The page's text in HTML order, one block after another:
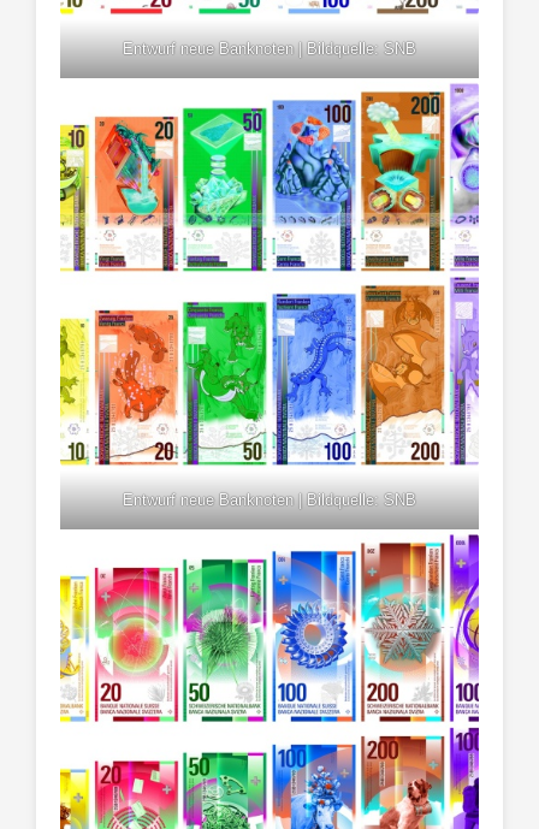
Entwurf neue Banknoten | Bildquelle: SNB
Entwurf neue Banknoten | Bildquelle: SNB